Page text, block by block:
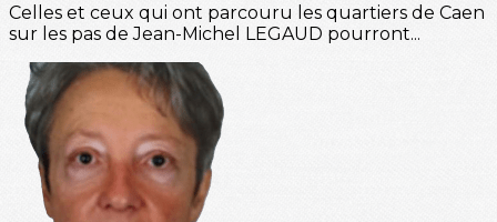
Celles et ceux qui ont parcouru les quartiers de Caen
sur les pas de Jean-Michel LEGAUD pourront...